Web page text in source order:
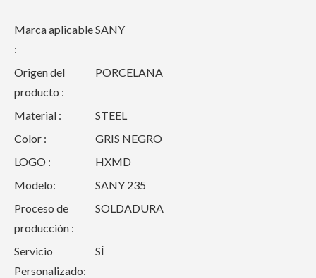
Marca aplicable
:
SANY
Origen del
producto :
PORCELANA
Material :
STEEL
Color :
GRIS NEGRO
LOGO :
HXMD
Modelo:
SANY 235
Proceso de
producción :
SOLDADURA
Servicio
Personalizado:
SÍ